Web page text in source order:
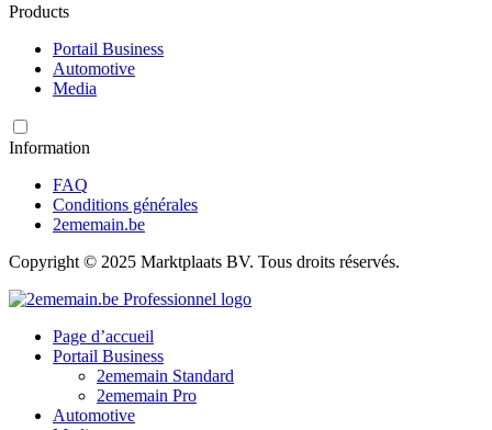
Products
Portail Business
Automotive
Media
Information
FAQ
Conditions générales
2ememain.be
Copyright © 2025 Marktplaats BV. Tous droits réservés.
Page d’accueil
Portail Business
2ememain Standard
2ememain Pro
Automotive